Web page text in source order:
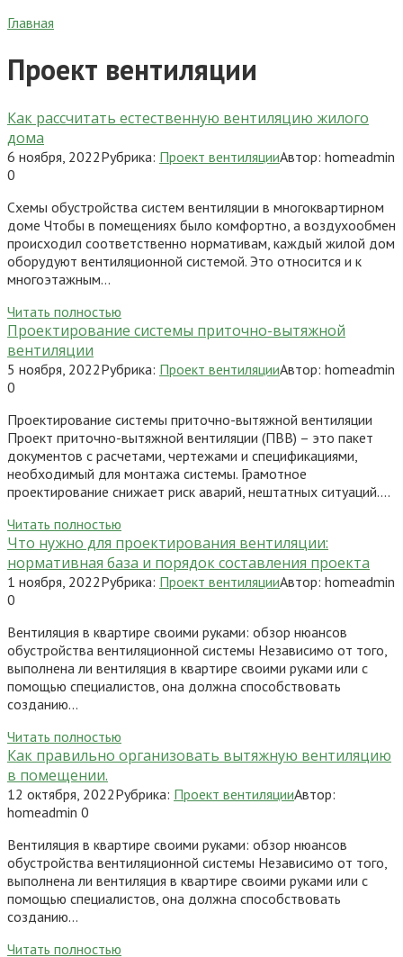
Главная
Проект вентиляции
Как рассчитать естественную вентиляцию жилого
дома
6 ноября, 2022Рубрика: Проект вентиляцииАвтор: homeadmin
0
Схемы обустройства систем вентиляции в многоквартирном
доме Чтобы в помещениях было комфортно, а воздухообмен
происходил соответственно нормативам, каждый жилой дом
оборудуют вентиляционной системой. Это относится и к
многоэтажным…
Читать полностью
Проектирование системы приточно-вытяжной
вентиляции
5 ноября, 2022Рубрика: Проект вентиляцииАвтор: homeadmin
0
Проектирование системы приточно-вытяжной вентиляции
Проект приточно-вытяжной вентиляции (ПВВ) – это пакет
документов с расчетами, чертежами и спецификациями,
необходимый для монтажа системы. Грамотное
проектирование снижает риск аварий, нештатных ситуаций….
Читать полностью
Что нужно для проектирования вентиляции:
нормативная база и порядок составления проекта
1 ноября, 2022Рубрика: Проект вентиляцииАвтор: homeadmin
0
Вентиляция в квартире своими руками: обзор нюансов
обустройства вентиляционной системы Независимо от того,
выполнена ли вентиляция в квартире своими руками или с
помощью специалистов, она должна способствовать
созданию…
Читать полностью
Как правильно организовать вытяжную вентиляцию
в помещении.
12 октября, 2022Рубрика: Проект вентиляцииАвтор:
homeadmin 0
Вентиляция в квартире своими руками: обзор нюансов
обустройства вентиляционной системы Независимо от того,
выполнена ли вентиляция в квартире своими руками или с
помощью специалистов, она должна способствовать
созданию…
Читать полностью